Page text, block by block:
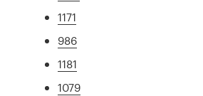
1171
986
1181
1079